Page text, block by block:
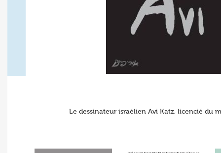
Le dessinateur israélien Avi Katz, licencié du